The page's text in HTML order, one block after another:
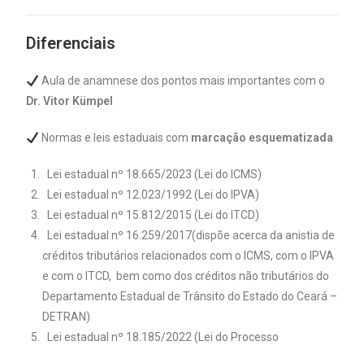
Diferenciais
Aula de anamnese dos pontos mais importantes com o
Dr. Vitor Kümpel
Normas e leis estaduais com marcação esquematizada
Lei estadual nº 18.665/2023 (Lei do ICMS)
Lei estadual nº 12.023/1992 (Lei do IPVA)
Lei estadual nº 15.812/2015 (Lei do ITCD)
Lei estadual nº 16.259/2017(dispõe acerca da anistia de
créditos tributários relacionados com o ICMS, com o IPVA
e com o ITCD, bem como dos créditos não tributários do
Departamento Estadual de Trânsito do Estado do Ceará –
DETRAN)
Lei estadual nº 18.185/2022 (Lei do Processo